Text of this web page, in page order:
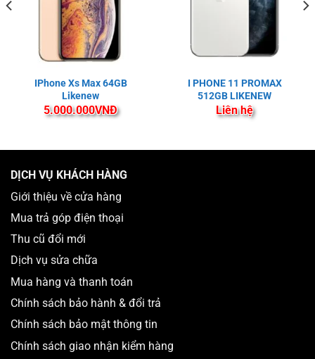
IPhone Xs Max 64GB
Likenew
5.000.000VNĐ
I PHONE 11 PROMAX
512GB LIKENEW
Liên hệ
DỊCH VỤ KHÁCH HÀNG
Giới thiệu về cửa hàng
Mua trả góp điện thoại
Thu cũ đổi mới
Dịch vụ sửa chữa
Mua hàng và thanh toán
Chính sách bảo hành & đổi trả
Chính sách bảo mật thông tin
Chính sách giao nhận kiểm hàng